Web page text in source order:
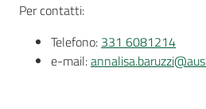
Concorsi
Per contatti:
Telefono: 331 6081214
e-mail: